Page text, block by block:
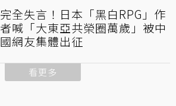
完全失言！日本「黑白RPG」作
者喊「大東亞共榮圈萬歲」被中
國網友集體出征
看更多